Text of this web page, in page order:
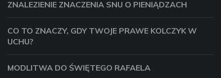
ZNALEZIENIE ZNACZENIA SNU O PIENIĄDZACH
CO TO ZNACZY, GDY TWOJE PRAWE KOLCZYK W
UCHU?
MODLITWA DO ŚWIĘTEGO RAFAELA